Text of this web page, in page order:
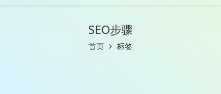
SEO步骤
首页 标签